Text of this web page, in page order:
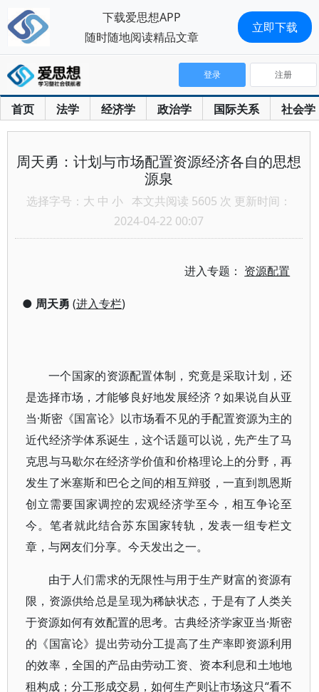
首页 法学 经济学 政治学 国际关系 社会学
登录 注册
周天勇：计划与市场配置资源经济各自的思想
源泉
选择字号： 大 中 小 本文共阅读 5605 次 更新时间：
2024-04-22 00:07
进入专题： 资源配置
● 周天勇 (进入专栏)
一个国家的资源配置体制，究竟是采取计划，还
是选择市场，才能够良好地发展经济？如果说自从亚
当·斯密《国富论》以市场看不见的手配置资源为主的
近代经济学体系诞生，这个话题可以说，先产生了马
克思与马歇尔在经济学价值和价格理论上的分野，再
发生了米塞斯和巴仑之间的相互辩驳，一直到凯恩斯
创立需要国家调控的宏观经济学至今，相互争论至
今。笔者就此结合苏东国家转轨，发表一组专栏文
章，与网友们分享。今天发出之一。
由于人们需求的无限性与用于生产财富的资源有
限，资源供给总是呈现为稀缺状态，于是有了人类关
于资源如何有效配置的思考。古典经济学家亚当·斯密
的《国富论》提出劳动分工提高了生产率即资源利用
的效率，全国的产品由劳动工资、资本利息和土地地
租构成；分工形成交易，如何生产则让市场这只“看不
下载爱思想APP
随时随地阅读精品文章
立即下载